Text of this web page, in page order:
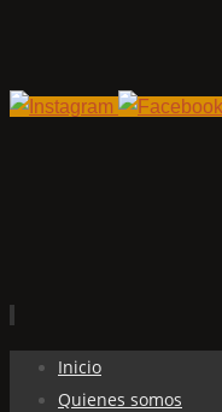
Inicio
Quienes somos